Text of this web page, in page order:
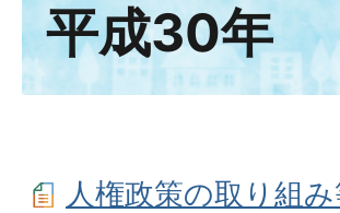
平成30年
人権政策の取り組